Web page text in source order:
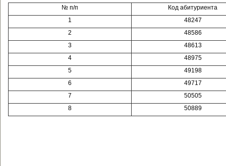
№ п/п
Код абитуриента
1
48247
2
48586
3
48613
4
48975
5
49198
6
49717
7
50505
8
50889